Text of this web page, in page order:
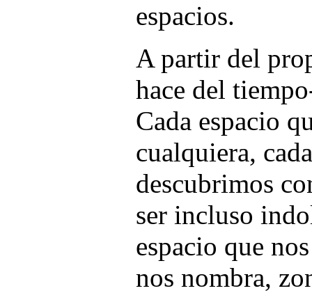
espacios.
A partir del
hace del
Cada espacio
cualquiera,
descubrimos
ser incluso
espacio que
nos nombra,